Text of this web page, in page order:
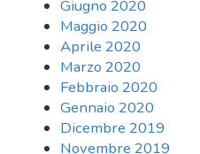
Giugno 2020
Maggio 2020
Aprile 2020
Marzo 2020
Febbraio 2020
Gennaio 2020
Dicembre 2019
Novembre 2019